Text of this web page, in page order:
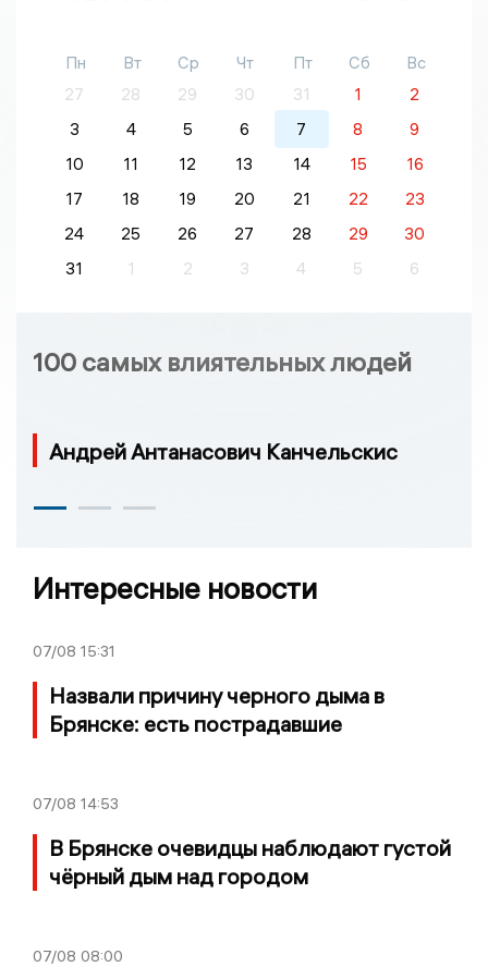
Пн Вт Ср Чт Пт Сб
Вс
27
28 29 30 31 1
2
3
4 5 6 7 8
9
10
11 12 13 14 15
16
17
18 19 20 21 22
23
24
25 26 27 28 29
30
31
1 2 3 4 5 6
100 самых влиятельных людей
Андрей Антанасович Канчельскис
Интересные новости
07/08 15:31
Назвали причину черного дыма в
Брянске: есть пострадавшие
07/08 14:53
В Брянске очевидцы наблюдают густой
чёрный дым над городом
07/08 08:00